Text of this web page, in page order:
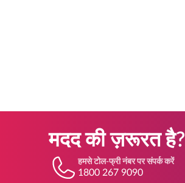
मदद की ज़रूरत है?
हमसे टोल-फ्री नंबर पर संपर्क करें
1800 267 9090